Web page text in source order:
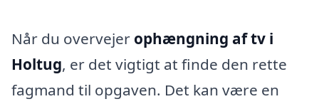
Når du overvejer ophængning af tv i
Holtug, er det vigtigt at finde den rette
fagmand til opgaven. Det kan være en